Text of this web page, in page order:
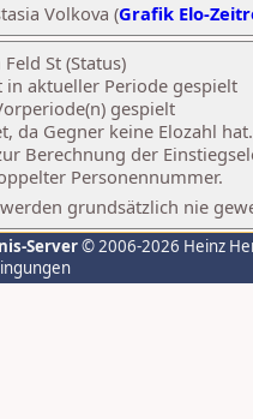
Volkova (Grafik Elo-
St (Status)
in aktueller Periode gespielt
gespielt
da Gegner keine Elozahl hat.
Berechnung der
Personennummer.
grundsätzlich nie
Server© 2006-2026 Heinz